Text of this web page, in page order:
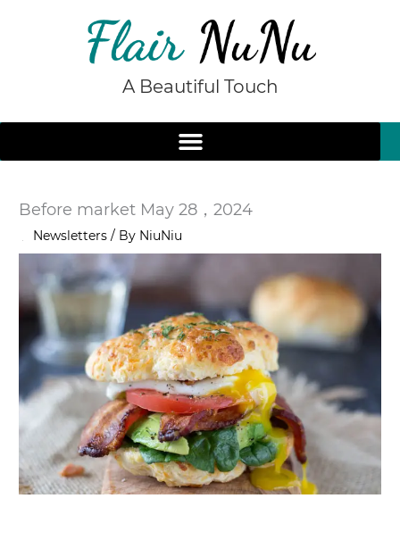
A Beautiful Touch
Before market May 28，2024
Newsletters / By NiuNiu